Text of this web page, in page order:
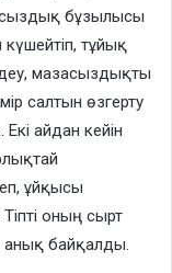
бұзылысы
күшейтіп, тұйық
мазасыздықты
салтын өзгерту
айдан кейін
ұйқысы
оның сырт
анық байқалды.